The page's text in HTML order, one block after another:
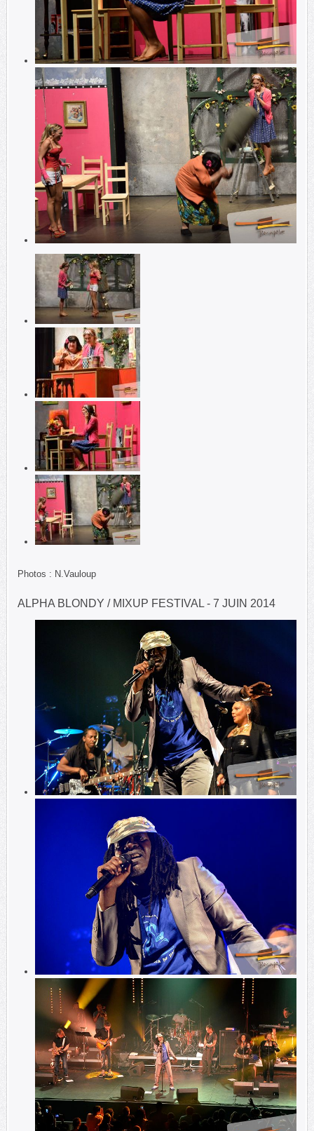
Photos : N.Vauloup
ALPHA BLONDY / MIXUP FESTIVAL - 7 JUIN 2014